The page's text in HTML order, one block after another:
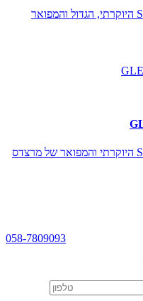
חשיפת מתיחת הפנים השנייה של ה-SUV היוקרתי, הגדול והמפואר
058-7809093